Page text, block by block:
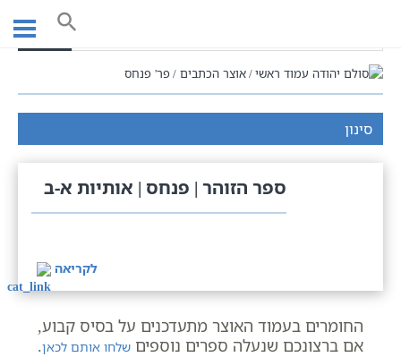
content
חיפוש
עמוד ראשי אוצר הכתבים פר' פנחס
ספר הזוהר | פנחס | אותיות א-ב
לקריאה
החומרים בעמוד האוצר מתעדכנים על בסיס קבוע,
אם ברצונכם שנעלה ספרים נוספים שלחו אותם לכאן.
סינון